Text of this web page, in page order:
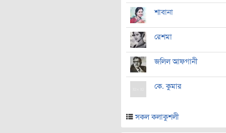
শাবানা
রেশমা
জলিল আফগানী
কে. কুমার
সকল কলাকুশলী